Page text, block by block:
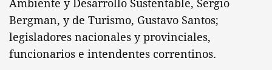
Ambiente y Desarrollo Sustentable, Sergio
Bergman, y de Turismo, Gustavo Santos;
legisladores nacionales y provinciales,
funcionarios e intendentes correntinos.